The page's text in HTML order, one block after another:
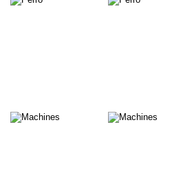
Ersten:
ZUHURS
TÖCHTER
MY